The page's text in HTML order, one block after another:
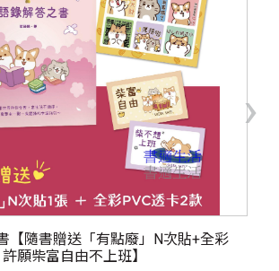
【隨書贈送「有點廢」N次貼+全彩
願柴富自由不上班】
›